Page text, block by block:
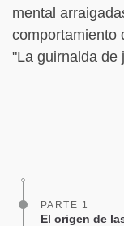
mental
comportamiento
"La guirnalda de
PARTE 1
El origen de